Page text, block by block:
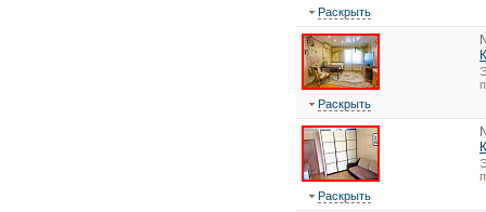
Раскрыть
Раскрыть
Раскрыть